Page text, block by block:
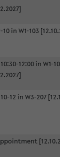
10 in W1-103
12:00 in W1-
12 in W3-207